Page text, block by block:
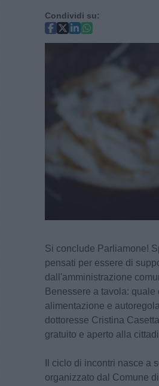
Condividi su:
Si conclude Parliamone!
pensati per essere di
dall'amministrazione
Benessere a tavola:
alimentazione e
dottoresse Cristina
gratuito e aperto alla
Il ciclo di incontri nasce a
organizzato dal Comune